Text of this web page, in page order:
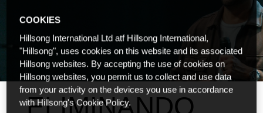
ELIMINANDO
COOKIES
Hillsong International Ltd atf Hillsong International,
"Hillsong", uses cookies on this website and its associated
Hillsong websites. By accepting the use of cookies on
Hillsong websites, you permit us to collect and use data
from your activity on the devices you use in accordance
with Hillsong's Cookie Policy.